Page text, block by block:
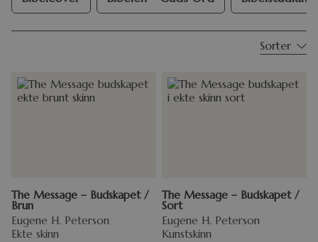
Sorter
The Message – Budskapet /
Brun
Eugene H. Peterson
Ekte skinn
The Message – Budskapet /
Sort
Eugene H. Peterson
Kunstskinn